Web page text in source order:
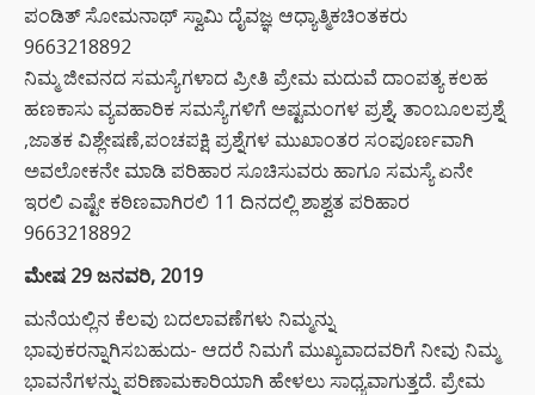
ಪಂಡಿತ್ ಸೋಮನಾಥ್ ಸ್ವಾಮಿ ದೈವಜ್ಞ ಆಧ್ಯಾತ್ಮಿಕಚಿಂತಕರು
9663218892
ನಿಮ್ಮ ಜೀವನದ ಸಮಸ್ಯೆಗಳಾದ ಪ್ರೀತಿ ಪ್ರೇಮ ಮದುವೆ ದಾಂಪತ್ಯ ಕಲಹ
ಹಣಕಾಸು ವ್ಯವಹಾರಿಕ ಸಮಸ್ಯೆಗಳಿಗೆ ಅಷ್ಟಮಂಗಳ ಪ್ರಶ್ನೆ, ತಾಂಬೂಲಪ್ರಶ್ನೆ
,ಜಾತಕ ವಿಶ್ಲೇಷಣೆ,ಪಂಚಪಕ್ಷಿ ಪ್ರಶ್ನೆಗಳ ಮುಖಾಂತರ ಸಂಪೂರ್ಣವಾಗಿ
ಅವಲೋಕನೇ ಮಾಡಿ ಪರಿಹಾರ ಸೂಚಿಸುವರು ಹಾಗೂ ಸಮಸ್ಯೆ ಏನೇ
ಇರಲಿ ಎಷ್ಟೇ ಕಠಿಣವಾಗಿರಲಿ 11 ದಿನದಲ್ಲಿ ಶಾಶ್ವತ ಪರಿಹಾರ
9663218892
ಮೇಷ 29 ಜನವರಿ, 2019
ಮನೆಯಲ್ಲಿನ ಕೆಲವು ಬದಲಾವಣೆಗಳು ನಿಮ್ಮನ್ನು
ಭಾವುಕರನ್ನಾಗಿಸಬಹುದು- ಆದರೆ ನಿಮಗೆ ಮುಖ್ಯವಾದವರಿಗೆ ನೀವು ನಿಮ್ಮ
ಭಾವನೆಗಳನ್ನು ಪರಿಣಾಮಕಾರಿಯಾಗಿ ಹೇಳಲು ಸಾಧ್ಯವಾಗುತ್ತದೆ. ಪ್ರೇಮ